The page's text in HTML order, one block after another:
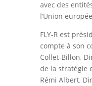
avec des
l’Union
FLY-R est
compte à son
Collet-Billon,
de la stratégie
Rémi Albert,